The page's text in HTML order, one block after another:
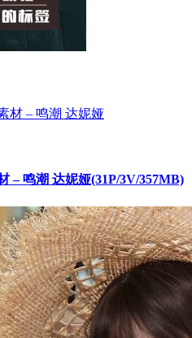
– 鸣潮 达妮娅(31P/3V/357MB)